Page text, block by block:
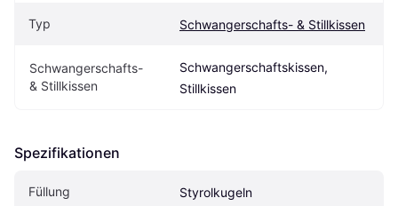
Typ Schwangerschafts- & Stillkissen
Schwangerschafts-
& Stillkissen
Schwangerschaftskissen,
Stillkissen
Spezifikationen
Füllung Styrolkugeln